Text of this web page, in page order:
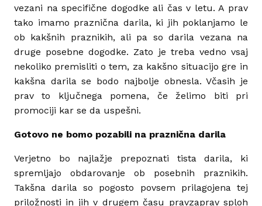
vezani na specifične dogodke ali čas v letu. A prav
tako imamo praznična darila, ki jih poklanjamo le
ob kakšnih praznikih, ali pa so darila vezana na
druge posebne dogodke. Zato je treba vedno vsaj
nekoliko premisliti o tem, za kakšno situacijo gre in
kakšna darila se bodo najbolje obnesla. Včasih je
prav to ključnega pomena, če želimo biti pri
promociji kar se da uspešni.
Gotovo ne bomo pozabili na praznična darila
Verjetno bo najlažje prepoznati tista darila, ki
spremljajo obdarovanje ob posebnih praznikih.
Takšna darila so pogosto povsem prilagojena tej
priložnosti in jih v drugem času pravzaprav sploh